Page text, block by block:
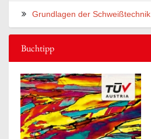
Grundlagen der Schweißtechnik
Buchtipp